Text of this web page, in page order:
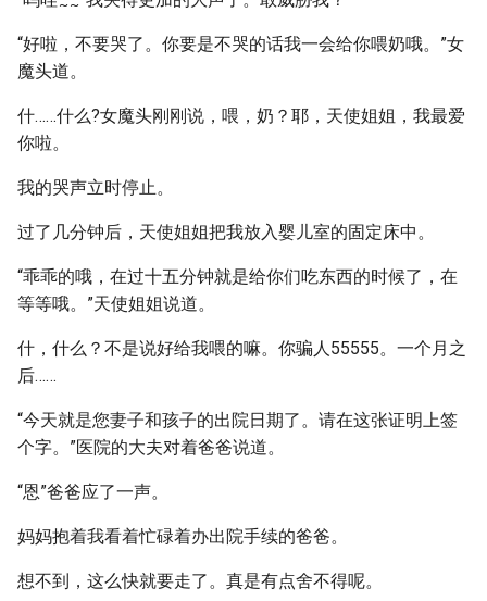
~~
“好啦，不要哭了。你要是不哭的话我一会给你喂奶哦。”女
魔头道。
什……什么?女魔头刚刚说，喂，奶？耶，天使姐姐，我最爱
你啦。
我的哭声立时停止。
过了几分钟后，天使姐姐把我放入婴儿室的固定床中。
“乖乖的哦，在过十五分钟就是给你们吃东西的时候了，在
等等哦。”天使姐姐说道。
什，什么？不是说好给我喂的嘛。你骗人55555。一个月之
后……
“今天就是您妻子和孩子的出院日期了。请在这张证明上签
个字。”医院的大夫对着爸爸说道。
“恩”爸爸应了一声。
妈妈抱着我看着忙碌着办出院手续的爸爸。
想不到，这么快就要走了。真是有点舍不得呢。